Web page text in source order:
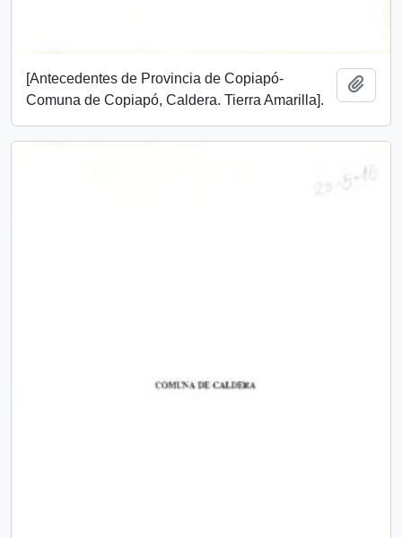
[Antecedentes de Provincia de Copiapó-
Comuna de Copiapó, Caldera. Tierra Amarilla].